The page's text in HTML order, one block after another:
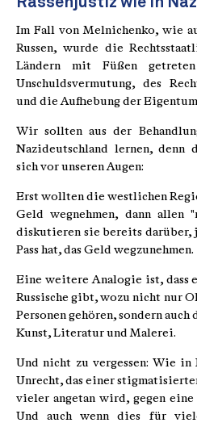
Im Fall von Melnichenko, wie
Russen, wurde die
Ländern mit Füßen
Unschuldsvermutung, des
und die Aufhebung der
Wir sollten aus der
Nazideutschland lernen, denn
sich vor unseren Augen:
Erst wollten die westlichen
Geld wegnehmen, dann allen
diskutieren sie bereits darüber,
Pass hat, das Geld wegzunehmen.
Eine weitere Analogie ist, dass
Russische gibt, wozu nicht nur
Personen gehören, sondern
Kunst, Literatur und Malerei.
Und nicht zu vergessen: Wie in
Unrecht, das einer
vieler angetan wird, gegen
Und auch wenn dies für